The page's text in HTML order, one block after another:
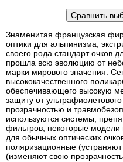
Знаменитая французская
оптики для альпинизма,
своего рода стандарт очков
прошла всю эволюцию от
марки мирового значения.
высококачественного
обеспечивающего высокую
защиту от
прозрачностью и
используются системы,
фильтров, некоторые
для обычных оптических
поляризационные
(изменяют свою